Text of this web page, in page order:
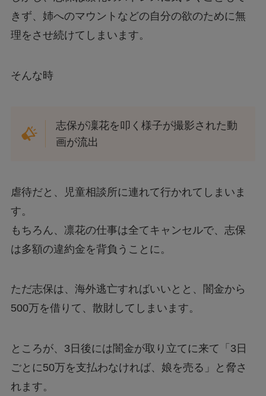
きず、姉へのマウントなどの自分の欲のために無
理をさせ続けてしまいます。
そんな時
志保が凜花を叩く様子が撮影された動
画が流出
虐待だと、児童相談所に連れて行かれてしまいま
す。
もちろん、凛花の仕事は全てキャンセルで、志保
は多額の違約金を背負うことに。
ただ志保は、海外逃亡すればいいとと、闇金から
500万を借りて、散財してしまいます。
ところが、3日後には闇金が取り立てに来て「3日
ごとに50万を支払わなければ、娘を売る」と脅さ
れます。